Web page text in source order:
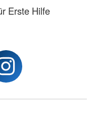
Erste Hilfe